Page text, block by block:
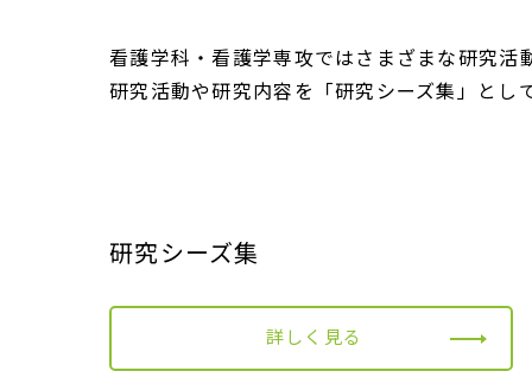
看護学科・看護学専攻ではさまざまな研究活
研究活動や研究内容を「研究シーズ集」とし
研究シーズ集
詳しく見る